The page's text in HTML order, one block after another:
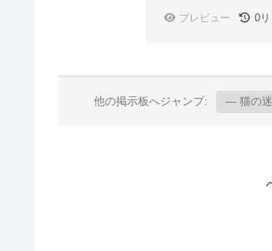
プレビュー 0リ
他の掲示板へジャンプ: